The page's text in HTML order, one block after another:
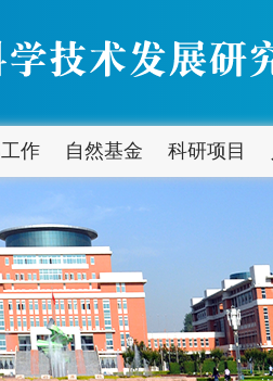
作 自然基金 科研项目